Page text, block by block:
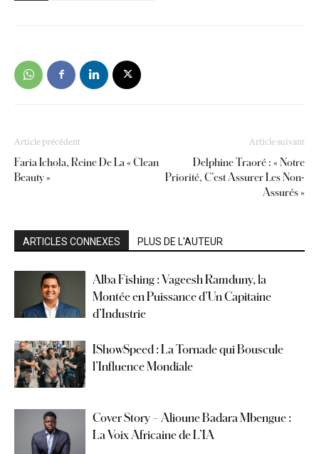
Article précédent
Faria Ichola, Reine De La « Clean
Beauty »
Article suivant
Delphine Traoré : « Notre
Priorité, C’est Assurer Les Non-
Assurés »
ARTICLES CONNEXES PLUS DE L'AUTEUR
Alba Fishing : Vageesh Ramduny, la
Montée en Puissance d’Un Capitaine
d’Industrie
IShowSpeed : La Tornade qui Bouscule
l’Influence Mondiale
Cover Story – Alioune Badara Mbengue :
La Voix Africaine de L’IA